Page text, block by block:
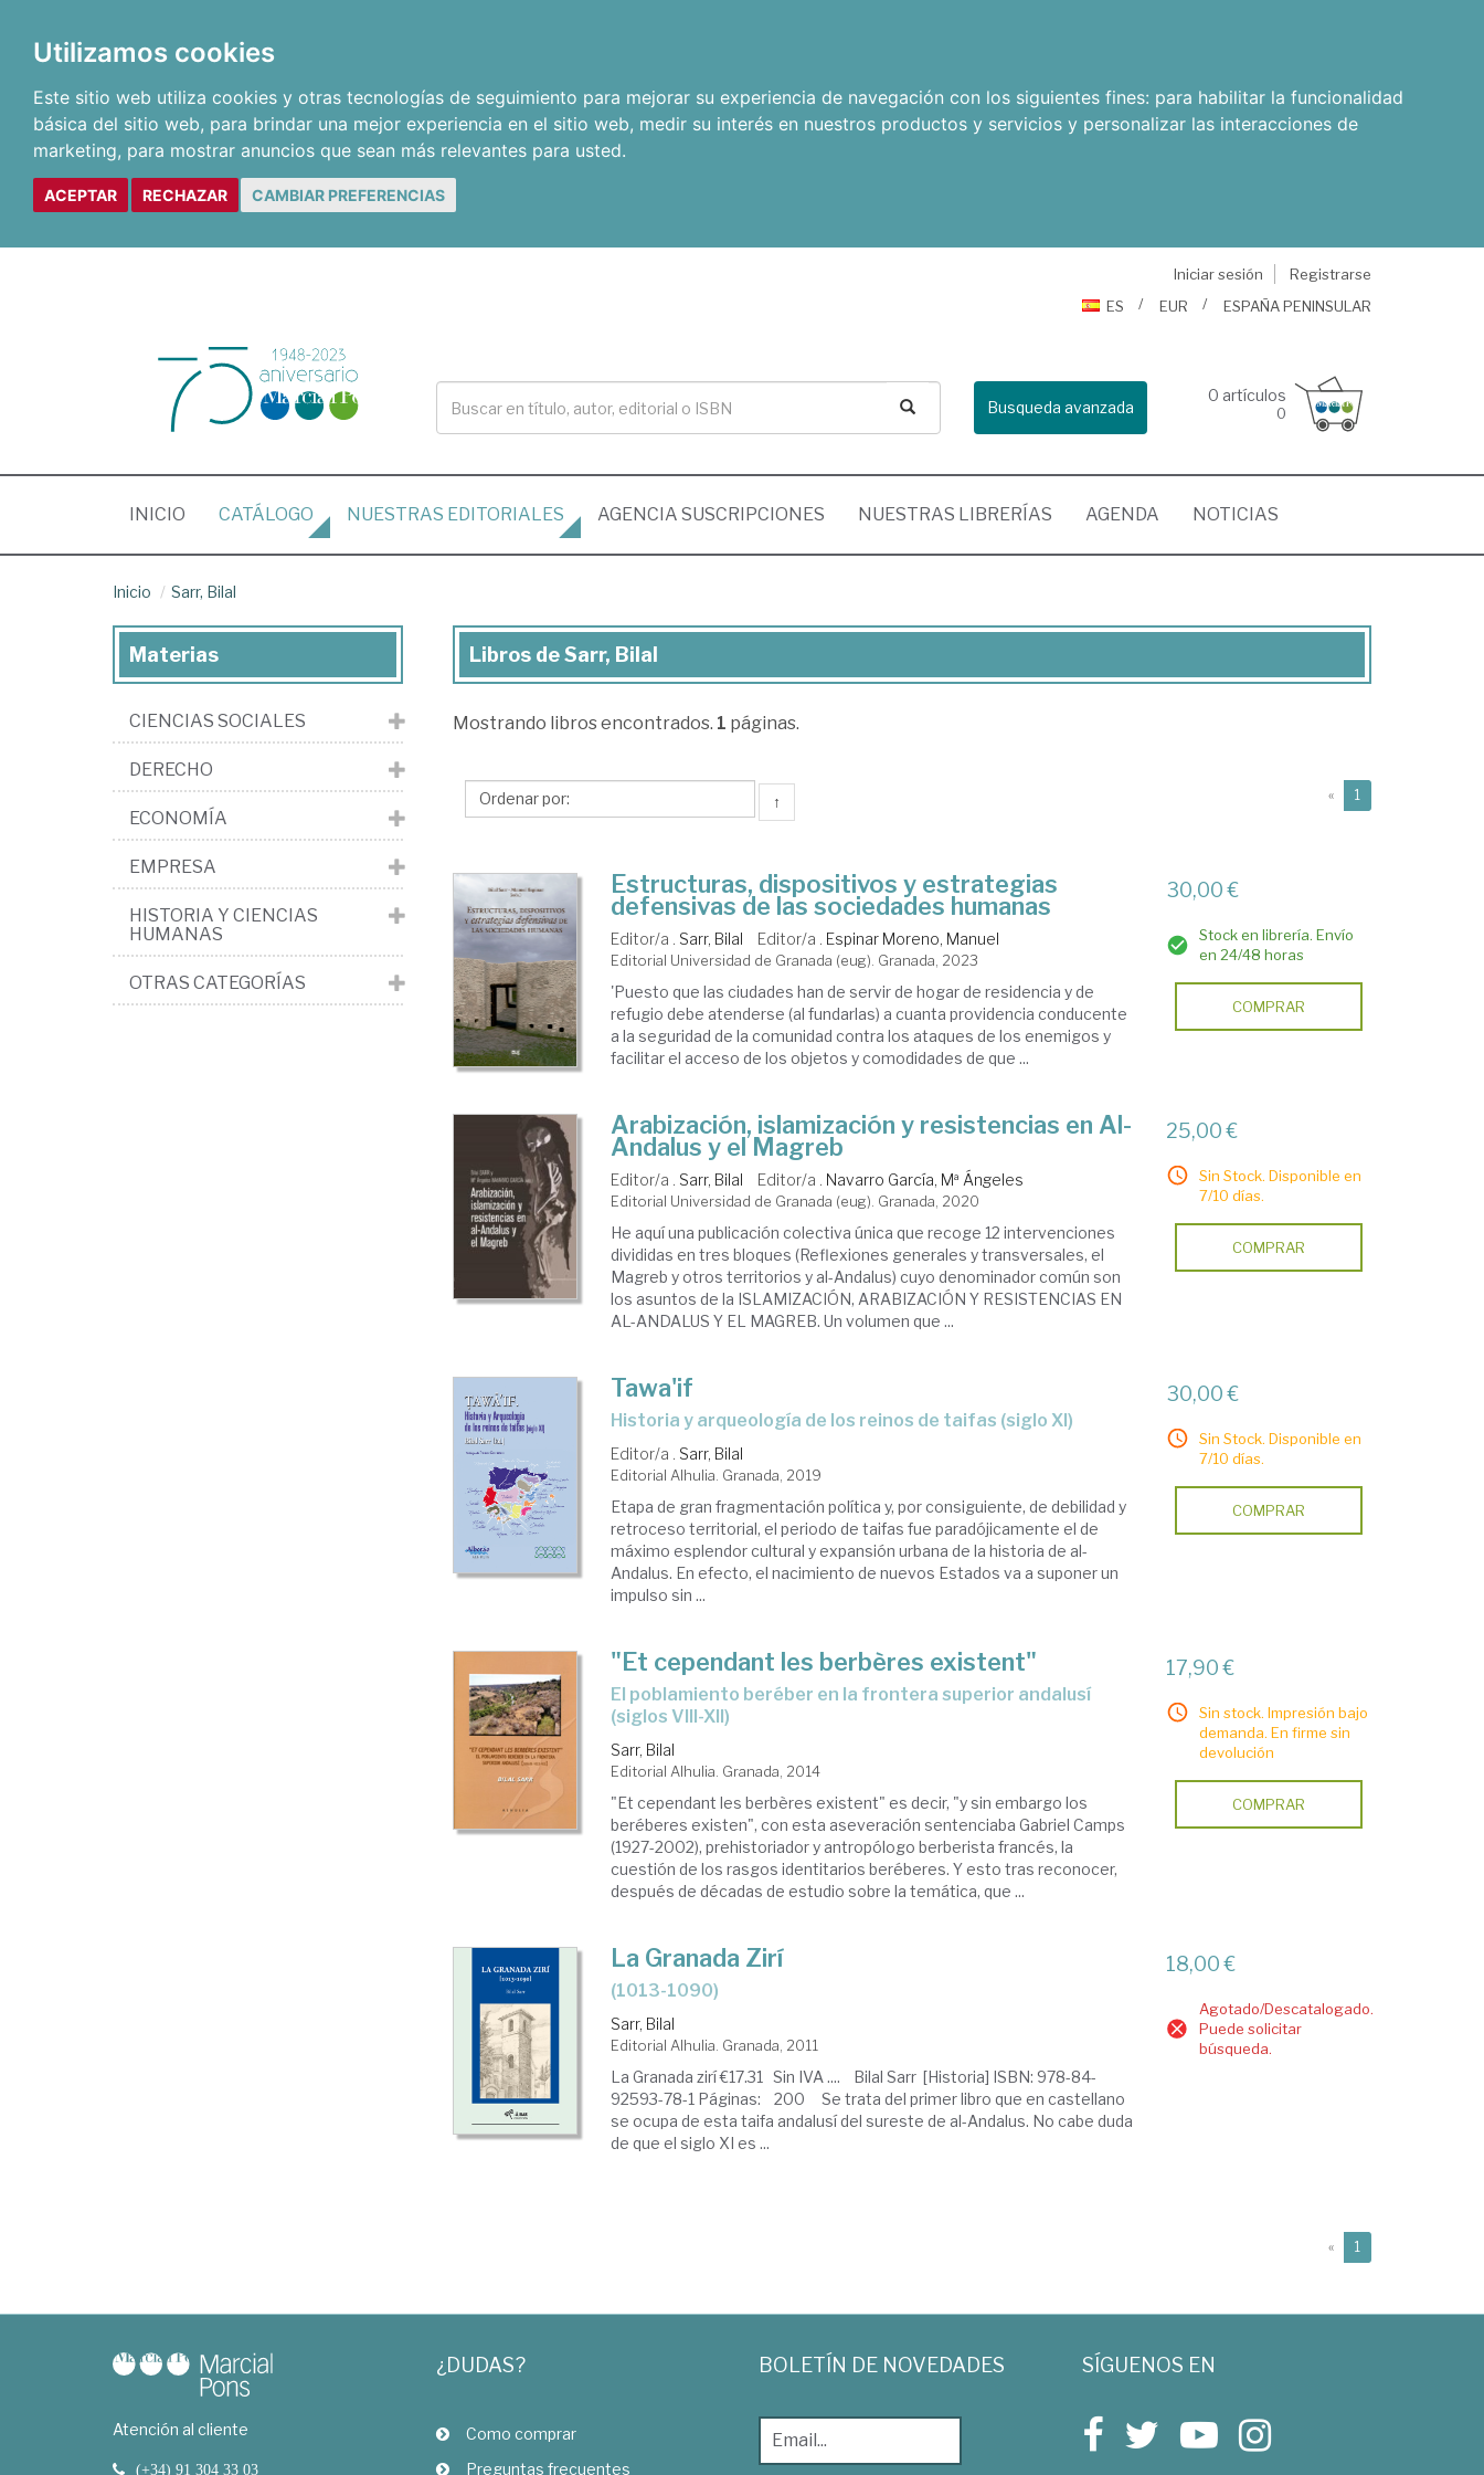
Utilizamos cookies
Este sitio web utiliza cookies y otras tecnologías de seguimiento para mejorar su experiencia de navegación con los siguientes fines: para habilitar la funcionalidad
básica del sitio web, para brindar una mejor experiencia en el sitio web, medir su interés en nuestros productos y servicios y personalizar las interacciones de
marketing, para mostrar anuncios que sean más relevantes para usted.
ACEPTAR RECHAZAR CAMBIAR PREFERENCIAS
Iniciar sesión
Registrarse
ES
EUR ESPAÑA PENINSULAR
Busqueda avanzada
0 artículos
0
INICIO (CURRENT)
CATÁLOGO NUESTRAS EDITORIALES AGENCIA SUSCRIPCIONES NUESTRAS LIBRERÍAS AGENDA NOTICIAS
Inicio Sarr, Bilal
Libros
Sarr,
Libros de Sarr, Bilal
Mostrando libros encontrados. 1 páginas.
↑ « 1
Estructuras, dispositivos y estrategias
defensivas de las sociedades humanas
Editor/a . Sarr, Bilal Editor/a . Espinar Moreno, Manuel
Editorial Universidad de Granada (eug). Granada, 2023
'Puesto que las ciudades han de servir de hogar de residencia y de
refugio debe atenderse (al fundarlas) a cuanta providencia conducente
a la seguridad de la comunidad contra los ataques de los enemigos y
facilitar el acceso de los objetos y comodidades de que ...
30,00 €
Stock en librería. Envío
en 24/48 horas
COMPRAR
Arabización, islamización y resistencias en Al-
Andalus y el Magreb
Editor/a . Sarr, Bilal Editor/a . Navarro García, Mª Ángeles
Editorial Universidad de Granada (eug). Granada, 2020
He aquí una publicación colectiva única que recoge 12 intervenciones
divididas en tres bloques (Reflexiones generales y transversales, el
Magreb y otros territorios y al-Andalus) cuyo denominador común son
los asuntos de la ISLAMIZACIÓN, ARABIZACIÓN Y RESISTENCIAS EN
AL-ANDALUS Y EL MAGREB. Un volumen que ...
25,00 €
Sin Stock. Disponible en
7/10 días.
COMPRAR
Tawa'if
historia y arqueología de los reinos de taifas (siglo XI)
Editor/a . Sarr, Bilal
Editorial Alhulia. Granada, 2019
Etapa de gran fragmentación política y, por consiguiente, de debilidad y
retroceso territorial, el periodo de taifas fue paradójicamente el de
máximo esplendor cultural y expansión urbana de la historia de al-
Andalus. En efecto, el nacimiento de nuevos Estados va a suponer un
impulso sin ...
30,00 €
Sin Stock. Disponible en
7/10 días.
COMPRAR
"Et cependant les berbères existent"
El poblamiento beréber en la frontera superior andalusí
(siglos VIII-XII)
Sarr, Bilal
Editorial Alhulia. Granada, 2014
"Et cependant les berbères existent" es decir, "y sin embargo los
beréberes existen", con esta aseveración sentenciaba Gabriel Camps
(1927-2002), prehistoriador y antropólogo berberista francés, la
cuestión de los rasgos identitarios beréberes. Y esto tras reconocer,
después de décadas de estudio sobre la temática, que ...
17,90 €
Sin stock. Impresión bajo
demanda. En firme sin
devolución
COMPRAR
La Granada Zirí
(1013-1090)
Sarr, Bilal
Editorial Alhulia. Granada, 2011
La Granada zirí €17.31 Sin IVA .... Bilal Sarr [Historia] ISBN: 978-84-
92593-78-1 Páginas: 200 Se trata del primer libro que en castellano
se ocupa de esta taifa andalusí del sureste de al-Andalus. No cabe duda
de que el siglo XI es ...
18,00 €
Agotado/Descatalogado.
Puede solicitar
búsqueda.
« 1
Materias
CIENCIAS SOCIALES
DERECHO
ECONOMÍA
EMPRESA
HISTORIA Y CIENCIAS
HUMANAS
OTRAS CATEGORÍAS
Atención al cliente
(+34) 91 304 33 03
¿DUDAS?
Como comprar
Preguntas frecuentes
BOLETÍN DE NOVEDADES SÍGUENOS EN